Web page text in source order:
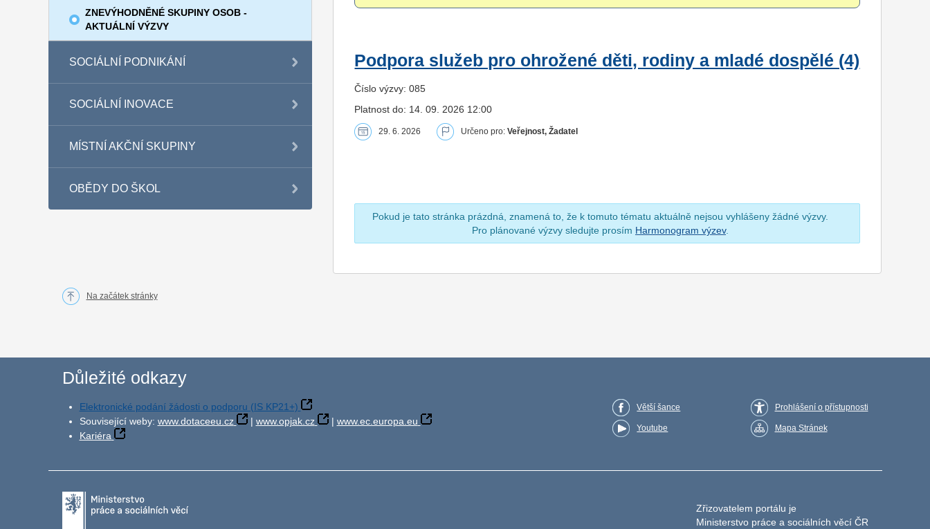
ZNEVÝHODNĚNÉ SKUPINY OSOB -
AKTUÁLNÍ VÝZVY
SOCIÁLNÍ PODNIKÁNÍ
SOCIÁLNÍ INOVACE
MÍSTNÍ AKČNÍ SKUPINY
OBĚDY DO ŠKOL
Podpora služeb pro ohrožené děti, rodiny a mladé dospělé (4)
Číslo výzvy: 085
Platnost do: 14. 09. 2026 12:00
29. 6. 2026 Určeno pro:Veřejnost, Žadatel
Pokud je tato stránka prázdná, znamená to, že k tomuto tématu aktuálně nejsou vyhlášeny žádné výzvy.
Pro plánované výzvy sledujte prosím Harmonogram výzev.
Na začátek stránky
Důležité odkazy
Elektronické podání žádosti o podporu (IS KP21+)
Související weby: www.dotaceeu.cz | www.opjak.cz | www.ec.europa.eu
Kariéra
Větší šance
Youtube
Prohlášení o přístupnosti
Mapa Stránek
Zřizovatelem portálu je
Ministerstvo práce a sociálních věcí ČR